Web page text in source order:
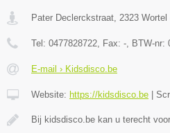
Pater Declerckstraat, 2323 Wortel
Tel: 0477828722, Fax: -, BTW-nr:
E-mail › Kidsdisco.be
Website: https://kidsdisco.be
Bij kidsdisco.be kan u terecht